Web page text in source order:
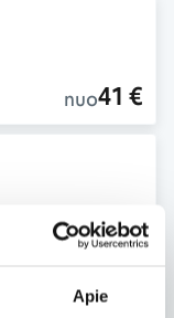
Apie
nuo41 €
nuo42 €